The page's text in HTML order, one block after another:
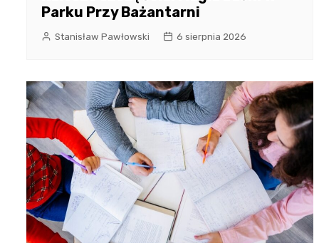
Parku Przy Bażantarni
Stanisław Pawłowski 6 sierpnia 2026